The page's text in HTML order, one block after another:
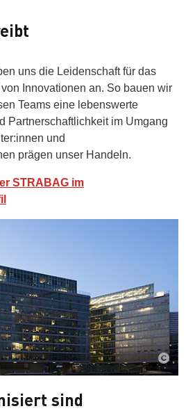
uns die Leidenschaft für das
Innovationen an. So bauen wir
Teams eine lebenswerte
Partnerschaftlichkeit im Umgang
und
prägen unser Handeln.
STRABAG im
sind